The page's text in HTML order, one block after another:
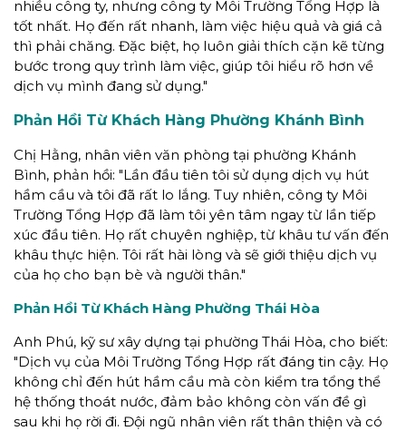
nhiều công ty, nhưng công ty Môi Trường Tổng Hợp là
tốt nhất. Họ đến rất nhanh, làm việc hiệu quả và giá cả
thì phải chăng. Đặc biệt, họ luôn giải thích cặn kẽ từng
bước trong quy trình làm việc, giúp tôi hiểu rõ hơn về
dịch vụ mình đang sử dụng."
Phản Hồi Từ Khách Hàng Phường Khánh Bình
Chị Hằng, nhân viên văn phòng tại phường Khánh
Bình, phản hồi: "Lần đầu tiên tôi sử dụng dịch vụ hút
hầm cầu và tôi đã rất lo lắng. Tuy nhiên, công ty Môi
Trường Tổng Hợp đã làm tôi yên tâm ngay từ lần tiếp
xúc đầu tiên. Họ rất chuyên nghiệp, từ khâu tư vấn đến
khâu thực hiện. Tôi rất hài lòng và sẽ giới thiệu dịch vụ
của họ cho bạn bè và người thân."
Phản Hồi Từ Khách Hàng Phường Thái Hòa
Anh Phú, kỹ sư xây dựng tại phường Thái Hòa, cho biết:
"Dịch vụ của Môi Trường Tổng Hợp rất đáng tin cậy. Họ
không chỉ đến hút hầm cầu mà còn kiểm tra tổng thể
hệ thống thoát nước, đảm bảo không còn vấn đề gì
sau khi họ rời đi. Đội ngũ nhân viên rất thân thiện và có